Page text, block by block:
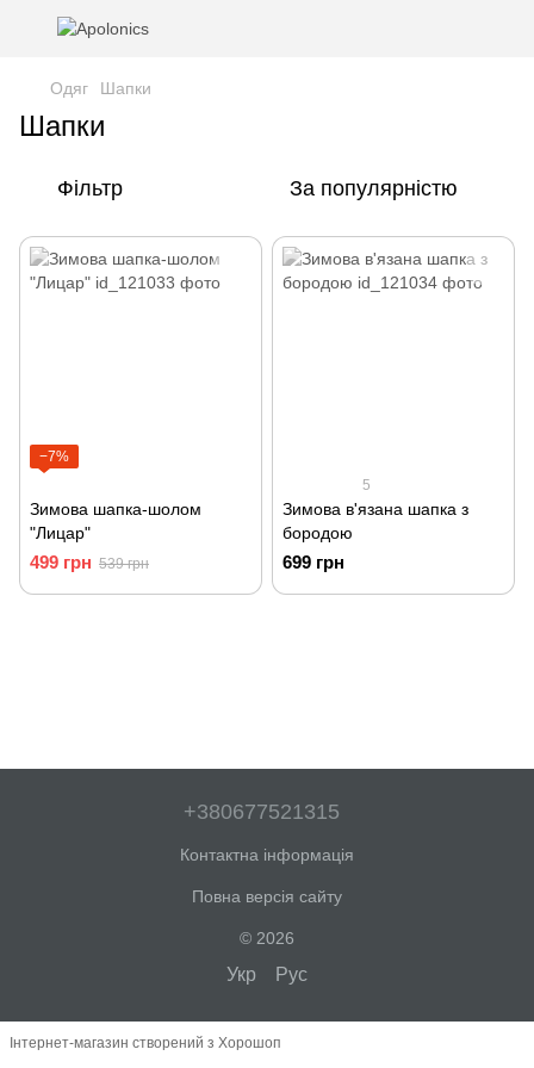
Одяг Шапки
Шапки
Фільтр За популярністю
−7%
Зимова шапка-шолом
"Лицар"
499 грн 539 грн
5
Зимова в'язана шапка з
бородою
699 грн
+380677521315
Контактна інформація
Повна версія сайту
© 2026
Укр Рус
Інтернет-магазин створений з Хорошоп